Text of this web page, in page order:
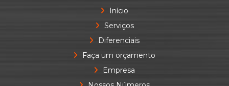
Início
Serviços
Diferenciais
Faça um orçamento
Empresa